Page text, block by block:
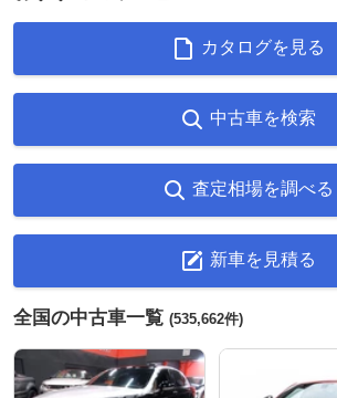
カタログを見る
中古車を検索
査定相場を調べる
新車を見積る
全国の中古車一覧 (535,662件)